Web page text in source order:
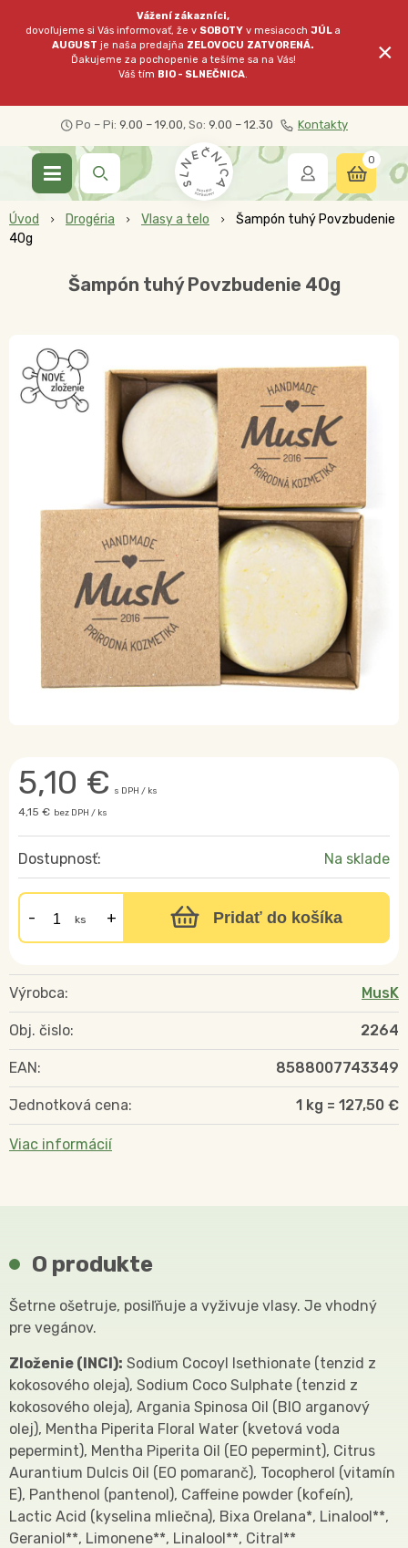
Vážení zákazníci,
dovoľujeme si Vás informovať, že v SOBOTY v mesiacochJÚL a
AUGUST je naša predajňa ZELOVOCU ZATVORENÁ.
Ďakujeme za pochopenie a tešíme sa na Vás!
Váš tím BIO - SLNEČNICA.
×
Po – Pi: 9.00 – 19.00, So: 9.00 – 12.30 Kontakty
0
Úvod Drogéria Vlasy a telo
Šampón tuhý Povzbudenie
40g
Šampón tuhý Povzbudenie 40g
5,10 € s DPH / ks
4,15 € bez DPH / ks
Dostupnosť: Na sklade
ks Pridať do košíka
Výrobca: MusK
Obj. čislo: 2264
EAN: 8588007743349
Jednotková cena: 1 kg = 127,50 €
Viac informácií
O produkte
Šetrne ošetruje, posiľňuje a vyživuje vlasy. Je vhodný
pre vegánov.
Zloženie (INCI): Sodium Cocoyl Isethionate (tenzid z
kokosového oleja), Sodium Coco Sulphate (tenzid z
kokosového oleja), Argania Spinosa Oil (BIO arganový
olej), Mentha Piperita Floral Water (kvetová voda
pepermint), Mentha Piperita Oil (EO pepermint), Citrus
Aurantium Dulcis Oil (EO pomaranč), Tocopherol (vitamín
E), Panthenol (pantenol), Caffeine powder (kofeín),
Lactic Acid (kyselina mliečna), Bixa Orelana*, Linalool**,
Geraniol**, Limonene**, Linalool**, Citral**